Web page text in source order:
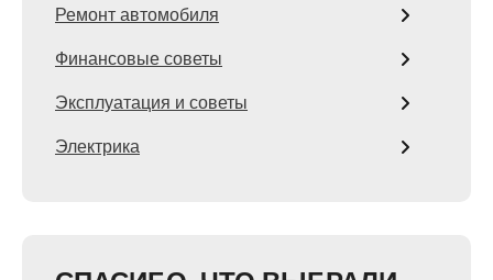
Ремонт автомобиля
Финансовые советы
Эксплуатация и советы
Электрика